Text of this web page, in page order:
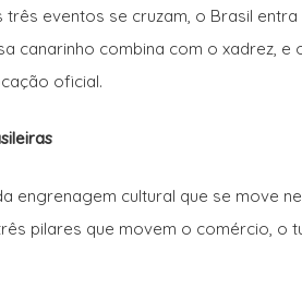
eventos se cruzam, o Brasil
canarinho combina com o xadrez, e
oficial.
engrenagem cultural que se move
pilares que movem o comércio, o